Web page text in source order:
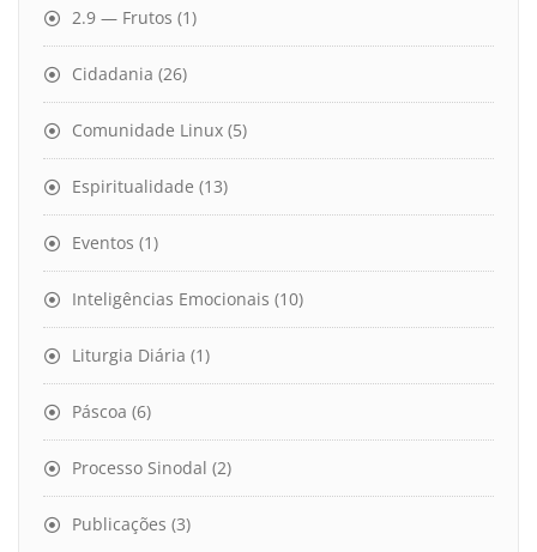
2.9 — Frutos (1)
Cidadania (26)
Comunidade Linux (5)
Espiritualidade (13)
Eventos (1)
Inteligências Emocionais (10)
Liturgia Diária (1)
Páscoa (6)
Processo Sinodal (2)
Publicações (3)